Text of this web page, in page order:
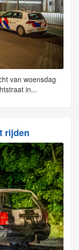
van woensdag
in...
rijden